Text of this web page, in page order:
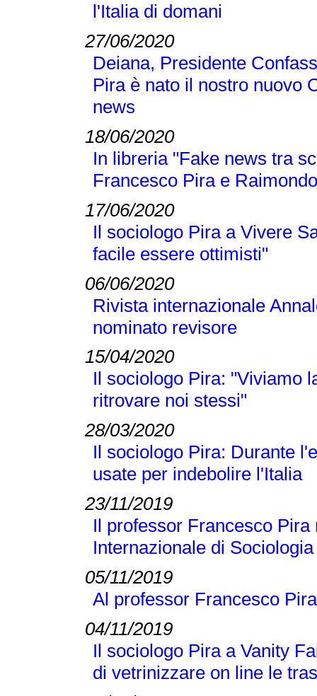
l'Italia di domani
27/06/2020
Deiana, Presidente
Pira è nato il nostro nuovo
news
18/06/2020
In libreria "Fake news tra
Francesco Pira e
17/06/2020
Il sociologo Pira a Vivere
facile essere ottimisti"
06/06/2020
Rivista internazionale
nominato revisore
15/04/2020
Il sociologo Pira: "Viviamo
ritrovare noi stessi"
28/03/2020
Il sociologo Pira: Durante
usate per indebolire l'Italia
23/11/2019
Il professor Francesco
Internazionale di
05/11/2019
Al professor Francesco
04/11/2019
Il sociologo Pira a Vanity
di vetrinizzare on line le